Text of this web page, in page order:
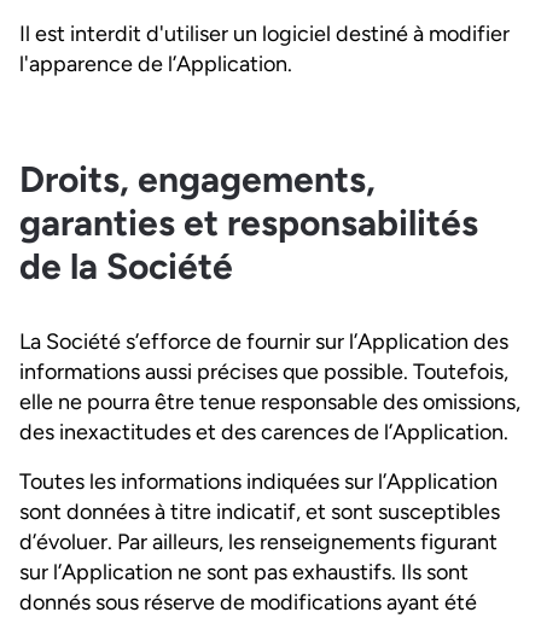
Il est interdit d'utiliser un logiciel destiné à modifier
l'apparence de l’Application.
Droits, engagements,
garanties et responsabilités
de la Société
La Société s’efforce de fournir sur l’Application des
informations aussi précises que possible. Toutefois,
elle ne pourra être tenue responsable des omissions,
des inexactitudes et des carences de l’Application.
Toutes les informations indiquées sur l’Application
sont données à titre indicatif, et sont susceptibles
d’évoluer. Par ailleurs, les renseignements figurant
sur l’Application ne sont pas exhaustifs. Ils sont
donnés sous réserve de modifications ayant été